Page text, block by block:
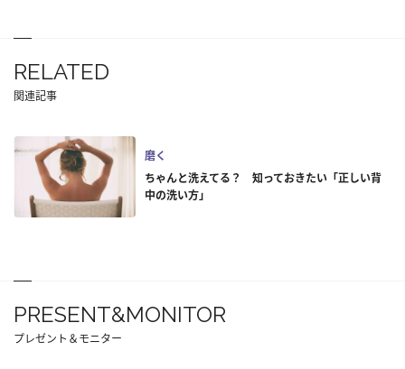
RELATED
関連記事
磨く
ちゃんと洗えてる？ 知っておきたい「正しい背
中の洗い方」
PRESENT&MONITOR
プレゼント＆モニター